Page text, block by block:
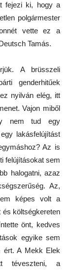
fejezi ki, hogy a
polgármester
vette ez a
Tamás.
A brüsszeli
genderhitűek
nyilván elég, itt
Vajon miből
nem tud egy
lakásfelújítást
Az is
felújításokat sem
halogatni, azaz
Az,
képes volt a
és költségkereten
önt, kedves
egyike sem
ért. A Mekk Elek
téveszteni, a